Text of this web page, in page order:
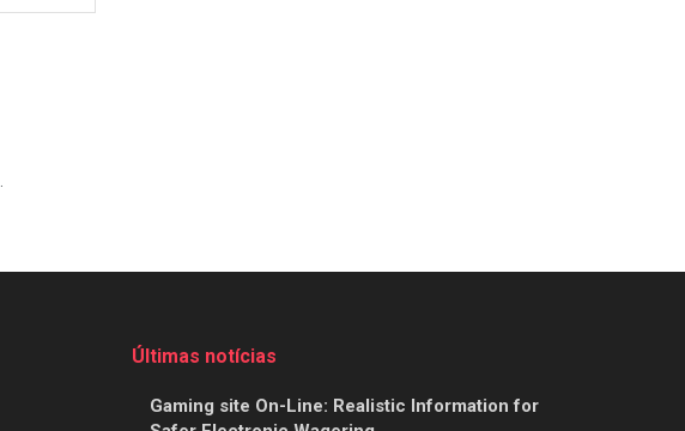
Últimas notícias
Gaming site On-Line: Realistic Information for